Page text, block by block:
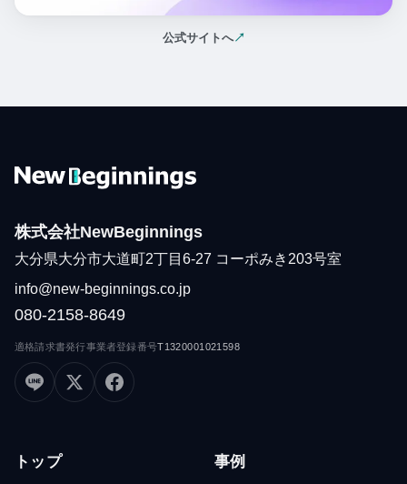
公式サイトへ↗
（新しいタブで開く）
株式会社NewBeginnings
大分県大分市大道町2丁目6-27 コーポみき203号室
info@new-beginnings.co.jp
080-2158-8649
適格請求書発行事業者登録番号T1320001021598
トップ
事例